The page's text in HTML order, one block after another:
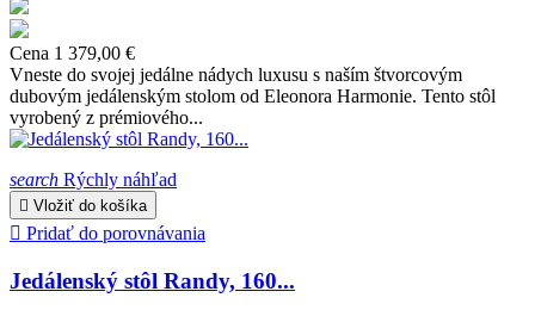
Cena 1 379,00 €
Vneste do svojej jedálne nádych luxusu s naším štvorcovým
dubovým jedálenským stolom od Eleonora Harmonie. Tento stôl
vyrobený z prémiového...
search Rýchly náhľad
 Vložiť do košíka
 Pridať do porovnávania
Jedálenský stôl Randy, 160...